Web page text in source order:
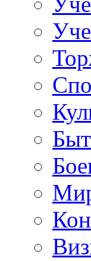
Быт